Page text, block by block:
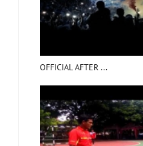
OFFICIAL AFTER ...